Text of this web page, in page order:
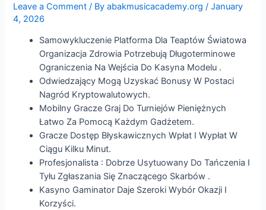
Leave a Comment / Byabakmusicacademy.org/January
4, 2026
Samowykluczenie Platforma Dla Teaptów Światowa
Organizacja Zdrowia Potrzebują Długoterminowe
Ograniczenia Na Wejścia Do Kasyna Modelu .
Odwiedzający Mogą Uzyskać Bonusy W Postaci
Nagród Kryptowalutowych.
Mobilny Gracze Graj Do Turniejów Pieniężnych
Łatwo Za Pomocą Każdym Gadżetem.
Gracze Dostęp Błyskawicznych Wpłat I Wypłat W
Ciągu Kilku Minut.
Profesjonalista : Dobrze Usytuowany Do Tańczenia I
Tyłu Zgłaszania Się Znaczącego Skarbów .
Kasyno Gaminator Daje Szeroki Wybór Okazji I
Korzyści.